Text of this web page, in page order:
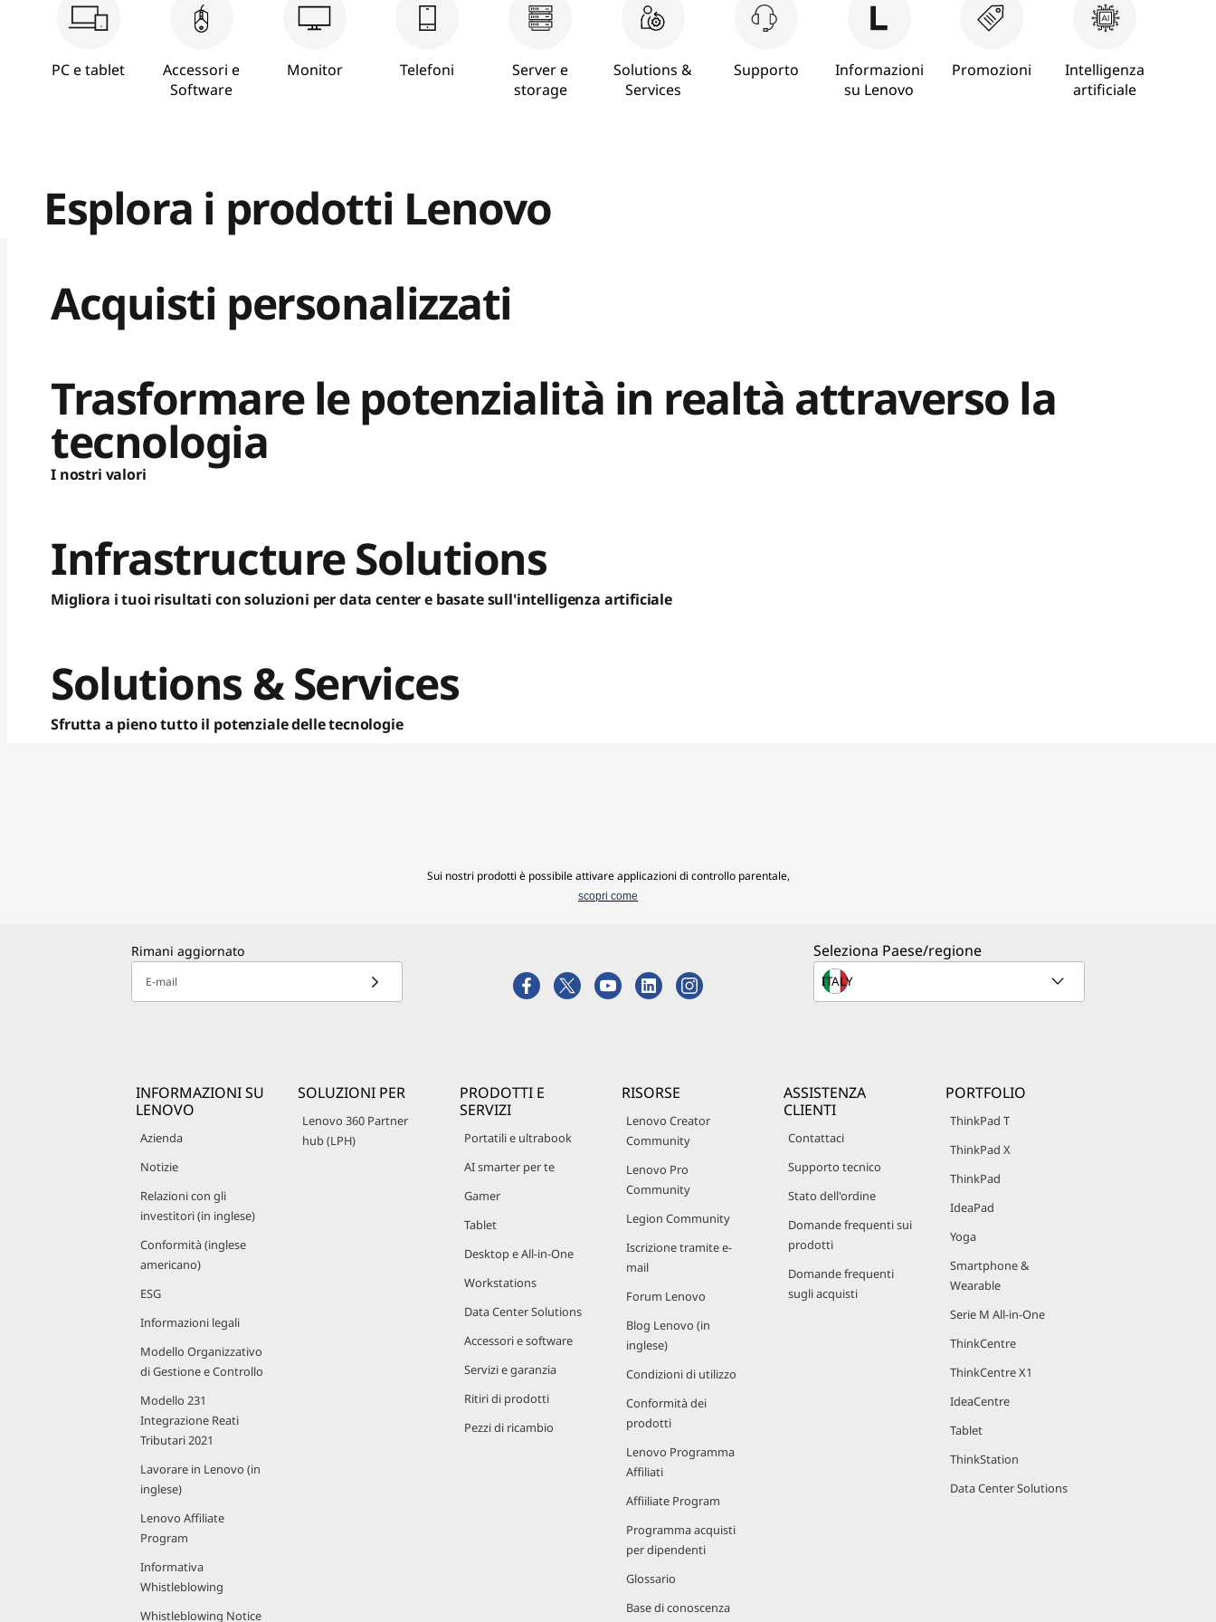
PC e tablet
Accessori e
Software
Monitor Telefoni
Server e
storage
Solutions &
Services
Supporto
Informazioni
su Lenovo
Promozioni
Intelligenza
artificiale
Esplora i prodotti Lenovo
Acquisti personalizzati
Trasformare le potenzialità in realtà attraverso la
tecnologia
I nostri valori
Infrastructure Solutions
Migliora i tuoi risultati con soluzioni per data center e basate sull'intelligenza artificiale
Solutions &Services
Sfrutta a pieno tutto il potenziale delle tecnologie
Sui nostri prodotti è possibile attivare applicazioni di controllo parentale,
scopri come
Rimani aggiornato
E-mail
Seleziona Paese/regione
INFORMAZIONI SU
LENOVO
Azienda
Notizie
Relazioni con gli
investitori (in inglese)
Conformità (inglese
americano)
ESG
Informazioni legali
Modello Organizzativo
di Gestione e Controllo
Modello 231
Integrazione Reati
Tributari 2021
Lavorare in Lenovo (in
inglese)
Lenovo Affiliate
Program
Informativa
Whistleblowing
Whistleblowing Notice
SOLUZIONI PER
Lenovo 360 Partner
hub (LPH)
PRODOTTI E
SERVIZI
Portatili e ultrabook
AI smarter per te
Gamer
Tablet
Desktop e All-in-One
Workstations
Data Center Solutions
Accessori e software
Servizi e garanzia
Ritiri di prodotti
Pezzi di ricambio
RISORSE
Lenovo Creator
Community
Lenovo Pro
Community
Legion Community
Iscrizione tramite e-
mail
Forum Lenovo
Blog Lenovo (in
inglese)
Condizioni di utilizzo
Conformità dei
prodotti
Lenovo Programma
Affiliati
Affiiliate Program
Programma acquisti
per dipendenti
Glossario
Base di conoscenza
ASSISTENZA
CLIENTI
Contattaci
Supporto tecnico
Stato dell'ordine
Domande frequenti sui
prodotti
Domande frequenti
sugli acquisti
PORTFOLIO
ThinkPad T
ThinkPad X
ThinkPad
IdeaPad
Yoga
Smartphone &
Wearable
Serie M All-in-One
ThinkCentre
ThinkCentre X1
IdeaCentre
Tablet
ThinkStation
Data Center Solutions